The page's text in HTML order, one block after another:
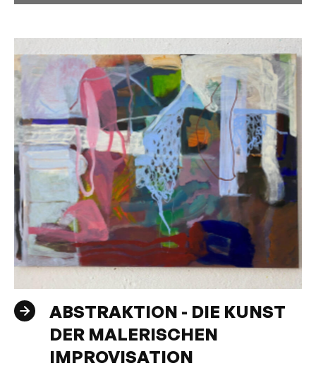
ABSTRAKTION - DIE KUNST
DER MALERISCHEN
IMPROVISATION